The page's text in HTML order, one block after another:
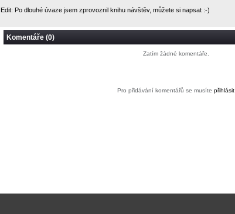
Edit: Po dlouhé úvaze jsem zprovoznil knihu návštěv, můžete si napsat :-)
Komentáře (0)
Zatím žádné komentáře.
Pro přidávání komentářů se musítepřihlásit